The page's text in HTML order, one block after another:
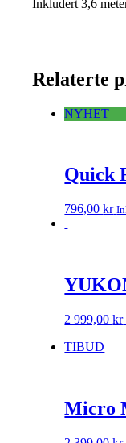
Inkludert 3,6
Relaterte
NYHET
Quick
796,00kr
2 999,00kr
TIBUD
Micro